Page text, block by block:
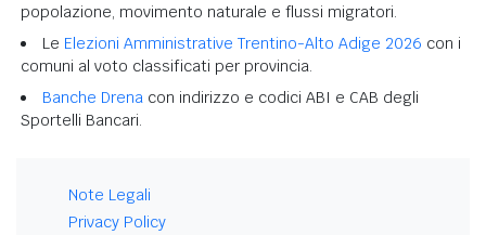
popolazione, movimento naturale e flussi migratori.
Le Elezioni Amministrative Trentino-Alto Adige 2026 con i
comuni al voto classificati per provincia.
Banche Drena con indirizzo e codici ABI e CAB degli
Sportelli Bancari.
Note Legali
Privacy Policy